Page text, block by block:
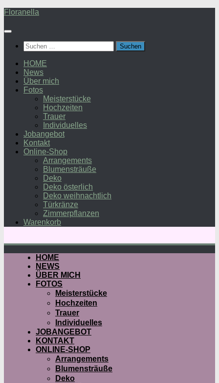
Zum
springen
Floranella
Suchen
nach:
HOME
News
Über mich
Fotos
Meisterstücke
Hochzeiten
Trauer
Individuelles
Jobangebot
Kontakt
Online-Shop
Arrangements
Blumensträuße
Deko
Deko österlich
Deko weihnachtlich
Türkränze
Zimmerpflanzen
Warenkorb
HOME
NEWS
ÜBER MICH
FOTOS
Meisterstücke
Hochzeiten
Trauer
Individuelles
JOBANGEBOT
KONTAKT
ONLINE-SHOP
Arrangements
Blumensträuße
Deko